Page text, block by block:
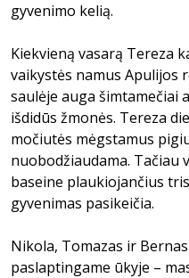
gyvenimo kelią.
Kiekvieną vasarą Tereza
vaikystės namus Apulijos
saulėje auga šimtamečiai
išdidūs žmonės. Tereza
močiutės mėgstamus
nuobodžiaudama. Tačiau
baseine plaukiojančius
gyvenimas pasikeičia.
Nikola, Tomazas ir
paslaptingame ūkyje –